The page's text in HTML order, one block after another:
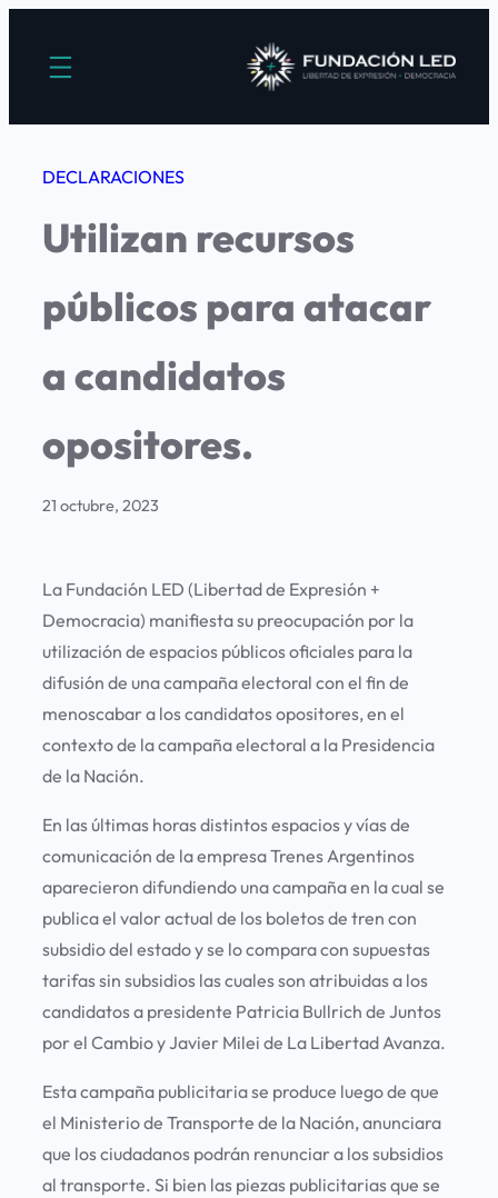
DECLARACIONES
Utilizan recursos
públicos para atacar
a candidatos
opositores.
21 octubre, 2023
La Fundación LED (Libertad de Expresión +
Democracia) manifiesta su preocupación por la
utilización de espacios públicos oficiales para la
difusión de una campaña electoral con el fin de
menoscabar a los candidatos opositores, en el
contexto de la campaña electoral a la Presidencia
de la Nación.
En las últimas horas distintos espacios y vías de
comunicación de la empresa Trenes Argentinos
aparecieron difundiendo una campaña en la cual se
publica el valor actual de los boletos de tren con
subsidio del estado y se lo compara con supuestas
tarifas sin subsidios las cuales son atribuidas a los
candidatos a presidente Patricia Bullrich de Juntos
por el Cambio y Javier Milei de La Libertad Avanza.
Esta campaña publicitaria se produce luego de que
el Ministerio de Transporte de la Nación, anunciara
que los ciudadanos podrán renunciar a los subsidios
al transporte. Si bien las piezas publicitarias que se